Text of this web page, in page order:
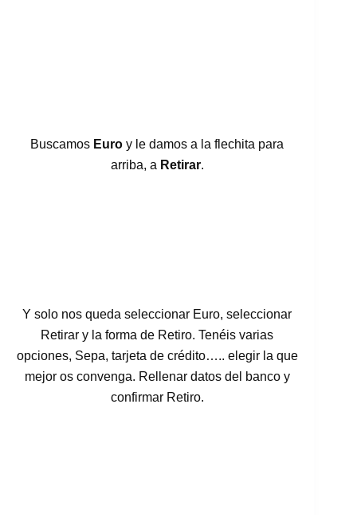
Buscamos Euro y le damos a la flechita para
arriba, a Retirar.
Y solo nos queda seleccionar Euro, seleccionar
Retirar y la forma de Retiro. Tenéis varias
opciones, Sepa, tarjeta de crédito….. elegir la que
mejor os convenga. Rellenar datos del banco y
confirmar Retiro.